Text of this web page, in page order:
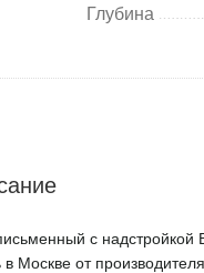
Глубина
с надстройкой
в Москве от